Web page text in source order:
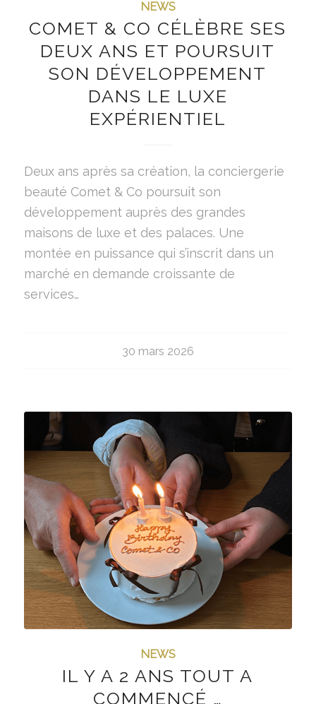
NEWS
COMET & CO CÉLÈBRE SES
DEUX ANS ET POURSUIT
SON DÉVELOPPEMENT
DANS LE LUXE
EXPÉRIENTIEL
Deux ans après sa création, la conciergerie
beauté Comet & Co poursuit son
développement auprès des grandes
maisons de luxe et des palaces. Une
montée en puissance qui s’inscrit dans un
marché en demande croissante de
services…
30 mars 2026
NEWS
IL Y A 2 ANS TOUT A
COMMENCÉ …